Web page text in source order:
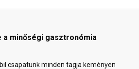
a minőségi gasztronómia
csapatunk minden tagja keményen